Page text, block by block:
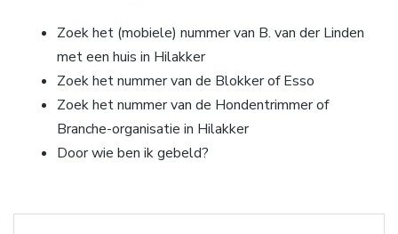
Zoek het (mobiele) nummer van B. van der Linden
met een huis in Hilakker
Zoek het nummer van de Blokker of Esso
Zoek het nummer van de Hondentrimmer of
Branche-organisatie in Hilakker
Door wie ben ik gebeld?